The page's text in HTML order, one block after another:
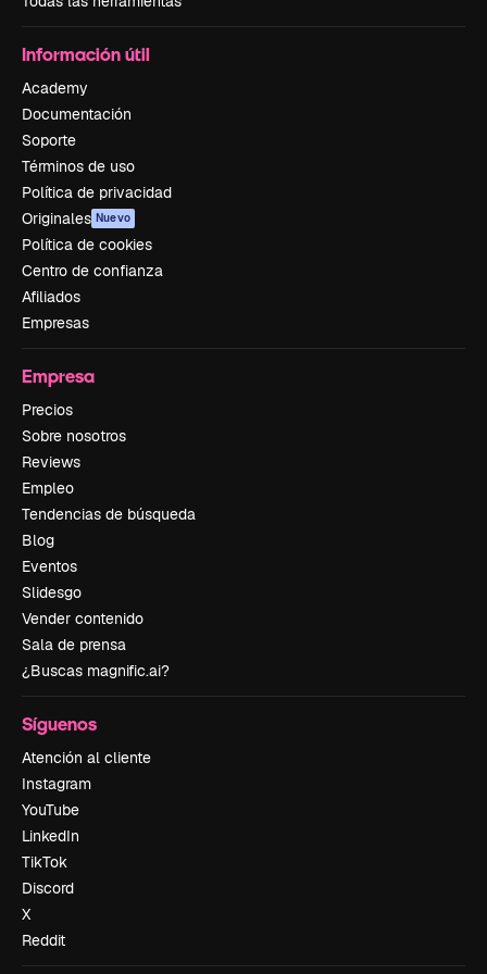
Información útil
Academy
Documentación
Soporte
Términos de uso
Política de privacidad
Originales Nuevo
Política de cookies
Centro de confianza
Afiliados
Empresas
Empresa
Precios
Sobre nosotros
Reviews
Empleo
Tendencias de búsqueda
Blog
Eventos
Slidesgo
Vender contenido
Sala de prensa
¿Buscas magnific.ai?
Síguenos
Atención al cliente
Instagram
YouTube
LinkedIn
TikTok
Discord
X
Reddit